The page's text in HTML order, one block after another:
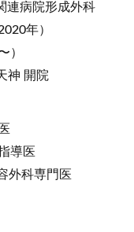
連病院形成外科
年）
）
神 開院
導医
外科専門医